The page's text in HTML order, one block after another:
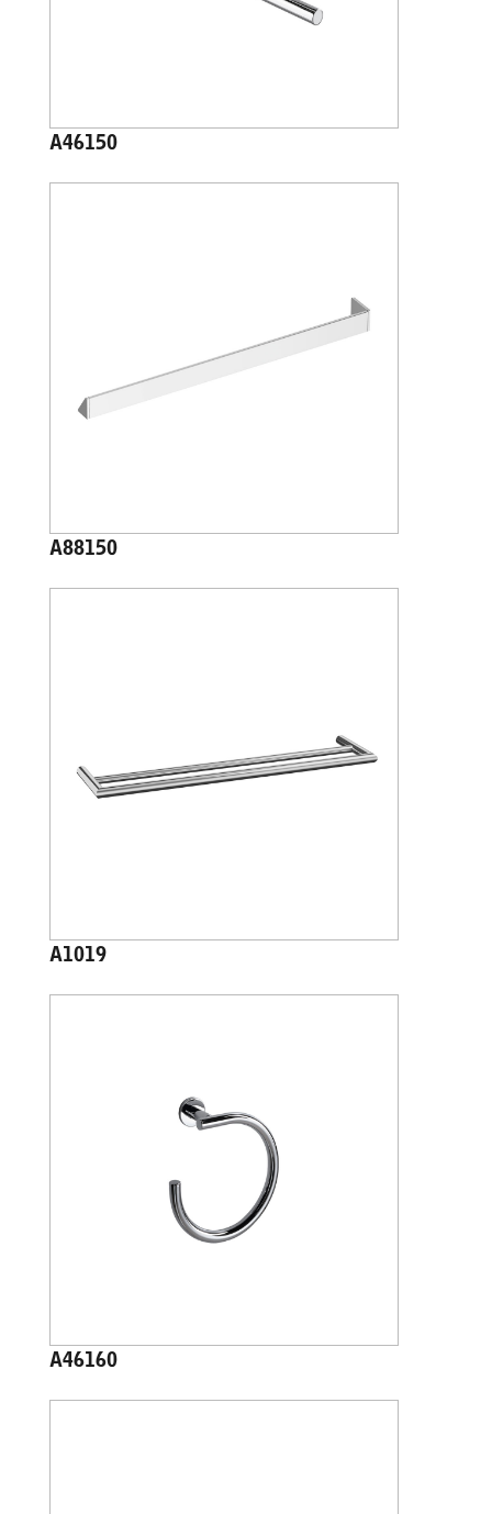
A46150
A88150
A1019
A46160